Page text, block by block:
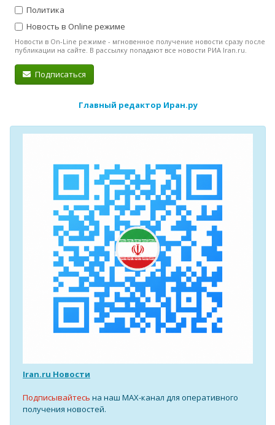
Политика
Новость в Online режиме
Новости в On-Line режиме - мгновенное получение новости сразу после
публикации на сайте. В рассылку попадают все новости РИА Iran.ru.
Подписаться
Главный редактор Иран.ру
Iran.ru Новости
Подписывайтесь на наш MAX-канал для оперативного
получения новостей.